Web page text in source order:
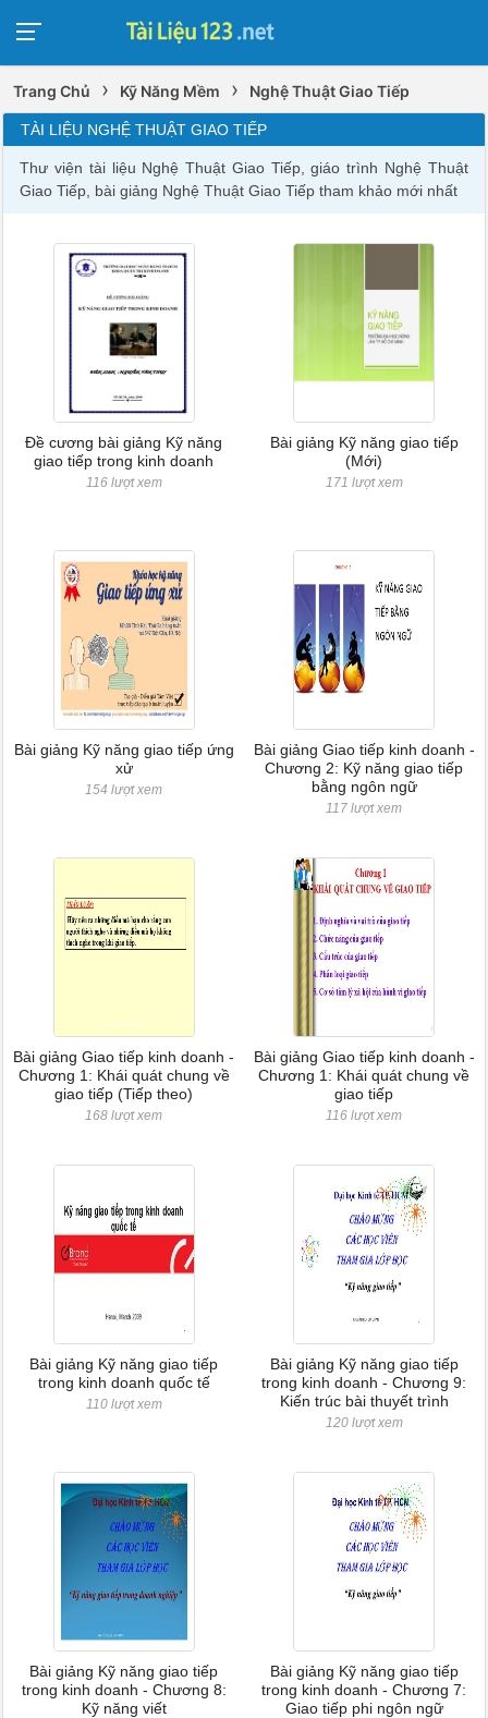
Trang Chủ › Kỹ Năng Mềm › Nghệ Thuật Giao Tiếp
TÀI LIỆU NGHỆ THUẬT GIAO TIẾP
Thư viện tài liệu Nghệ Thuật Giao Tiếp, giáo trình Nghệ Thuật
Giao Tiếp, bài giảng Nghệ Thuật Giao Tiếp tham khảo mới nhất
Đề cương bài giảng Kỹ năng
giao tiếp trong kinh doanh
116 lượt xem
Bài giảng Kỹ năng giao tiếp
(Mới)
171 lượt xem
Bài giảng Kỹ năng giao tiếp ứng
xử
154 lượt xem
Bài giảng Giao tiếp kinh doanh -
Chương 2: Kỹ năng giao tiếp
bằng ngôn ngữ
117 lượt xem
Bài giảng Giao tiếp kinh doanh -
Chương 1: Khái quát chung về
giao tiếp (Tiếp theo)
168 lượt xem
Bài giảng Giao tiếp kinh doanh -
Chương 1: Khái quát chung về
giao tiếp
116 lượt xem
Bài giảng Kỹ năng giao tiếp
trong kinh doanh quốc tế
110 lượt xem
Bài giảng Kỹ năng giao tiếp
trong kinh doanh - Chương 9:
Kiến trúc bài thuyết trình
120 lượt xem
Bài giảng Kỹ năng giao tiếp
trong kinh doanh - Chương 8:
Kỹ năng viết
Bài giảng Kỹ năng giao tiếp
trong kinh doanh - Chương 7:
Giao tiếp phi ngôn ngữ